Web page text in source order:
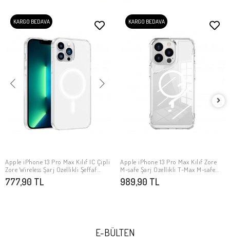
KARGO BEDAVA
SEPETE EKLE
Apple iPhone 13 Pro Max Kılıf IC Çipli
Zore Wireless Şarj Özellikli Şeffaf
Orjin Kapak
777,90 TL
KARGO BEDAVA
SEPETE EKLE
Apple iPhone 13 Pro Max Kılıf Zore
M-safe Şarj Özellikli T-Max M-safe
Kapak
989,90 TL
E-BÜLTEN